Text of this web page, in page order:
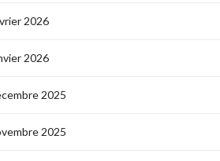
2026
2026
2025
2025